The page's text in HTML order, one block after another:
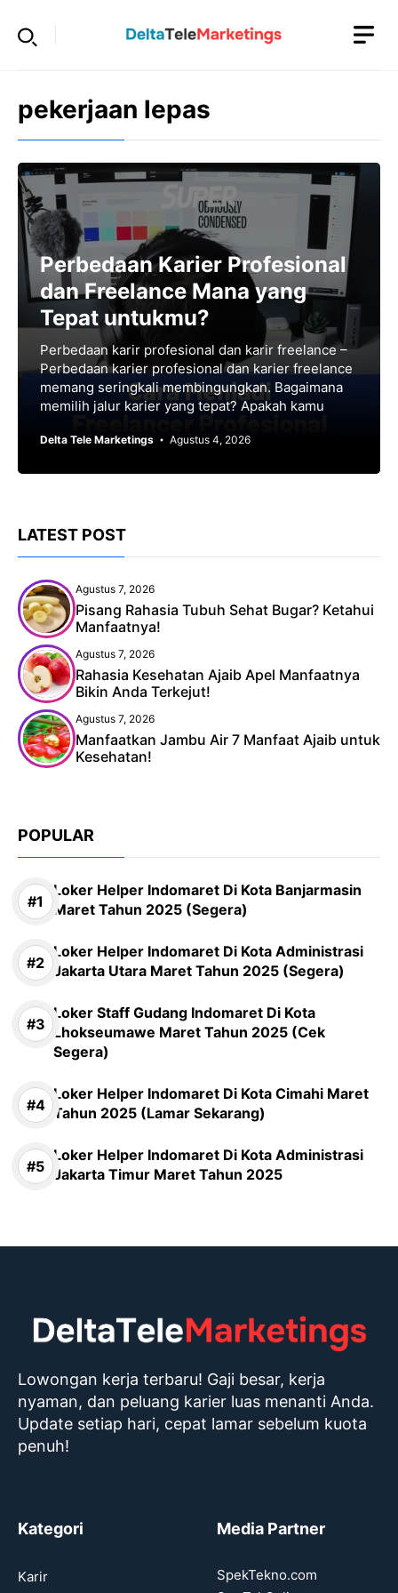
pekerjaan lepas
Perbedaan Karier Profesional
dan Freelance Mana yang
Tepat untukmu?
Perbedaan karir profesional dan karir freelance –
Perbedaan karier profesional dan karier freelance
memang seringkali membingungkan. Bagaimana
memilih jalur karier yang tepat? Apakah kamu
Delta Tele Marketings Agustus 4, 2026
LATEST POST
Agustus 7, 2026
Pisang Rahasia Tubuh Sehat Bugar? Ketahui
Manfaatnya!
Agustus 7, 2026
Rahasia Kesehatan Ajaib Apel Manfaatnya
Bikin Anda Terkejut!
Agustus 7, 2026
Manfaatkan Jambu Air 7 Manfaat Ajaib untuk
Kesehatan!
POPULAR
Loker Helper Indomaret Di Kota Banjarmasin
Maret Tahun 2025 (Segera)
Loker Helper Indomaret Di Kota Administrasi
Jakarta Utara Maret Tahun 2025 (Segera)
Loker Staff Gudang Indomaret Di Kota
Lhokseumawe Maret Tahun 2025 (Cek
Segera)
Loker Helper Indomaret Di Kota Cimahi Maret
Tahun 2025 (Lamar Sekarang)
Loker Helper Indomaret Di Kota Administrasi
Jakarta Timur Maret Tahun 2025
Lowongan kerja terbaru! Gaji besar, kerja
nyaman, dan peluang karier luas menanti Anda.
Update setiap hari, cepat lamar sebelum kuota
penuh!
Kategori
Karir
Media Partner
SpekTekno.com